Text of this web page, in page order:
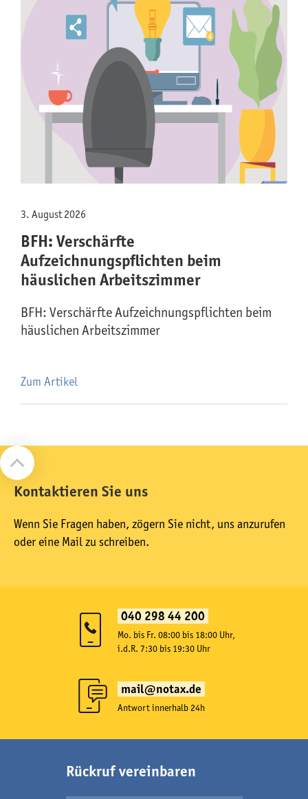
3. August 2026
BFH: Verschärfte
Aufzeichnungspflichten beim
häuslichen Arbeitszimmer
BFH: Verschärfte Aufzeichnungspflichten beim
häuslichen Arbeitszimmer
Zum Artikel
Kontaktieren Sie uns
Wenn Sie Fragen haben, zögern Sie nicht, uns anzurufen
oder eine Mail zu schreiben.
040 298 44 200
Mo. bis Fr. 08:00 bis 18:00 Uhr,
i.d.R. 7:30 bis 19:30 Uhr
mail@notax.de
Antwort innerhalb 24h
Rückruf vereinbaren